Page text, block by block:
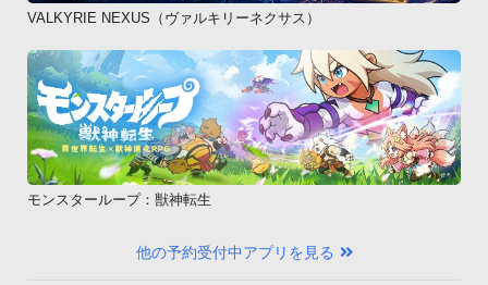
VALKYRIE NEXUS（ヴァルキリーネクサス）
モンスターループ：獣神転生
他の予約受付中アプリを見る